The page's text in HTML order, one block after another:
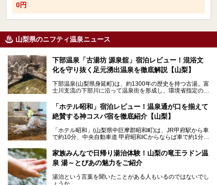
0円
山梨県のニフティ温泉ニュース
下部温泉「古湯坊 源泉舘」宿泊レビュー！混浴文
化を守り抜く足元湧出温泉を徹底解説【山梨】
下部温泉(山梨県身延町)は、約1300年の歴史を持つ古湯。富
士川支流の下部川に沿って温泉街を形成し、環境省指定の国
中でも「古湯坊 源泉舘」は、戦国時代に武田信玄公も療養
したと伝えられる名湯の宿。最大の特徴は、令和の現代にお
いても混浴文化が守られ、老若男女の分け隔て一切無く温泉
向にありますが、「古湯坊 源泉舘」では本来あるべき混浴
の姿が保たれている点に注目すべきでしょう。
今回は足元湧出の混浴温泉である「かくし湯大岩風呂」をは
じめ、湯治棟である「別館神泉」を中心に「古湯坊 源泉
舘」の全貌を徹底紹介します。
「ホテル昭和」宿泊レビュー！温泉通が口を揃えて
絶賛する神コスパ宿を徹底紹介【山梨】
「ホテル昭和」(山梨県中巨摩郡昭和町)は、JR甲府駅から車
で約10分、中央自動車道 甲府昭和ICからならば車で約1分の
から、一人泊でも6,000円台から宿泊可能です。
しかし、最大の魅力は“温泉そのもの”でしょう。自家源泉を
統の単純温泉は、入浴すると実にサッパリ爽快。日帰り入浴
家族みんなで日帰り湯治体験！山梨の竜王ラドン温
泉 湯～とぴあの魅力をご紹介
湯治という言葉を聞いたことがある人もいるのではないでし
ょうか。